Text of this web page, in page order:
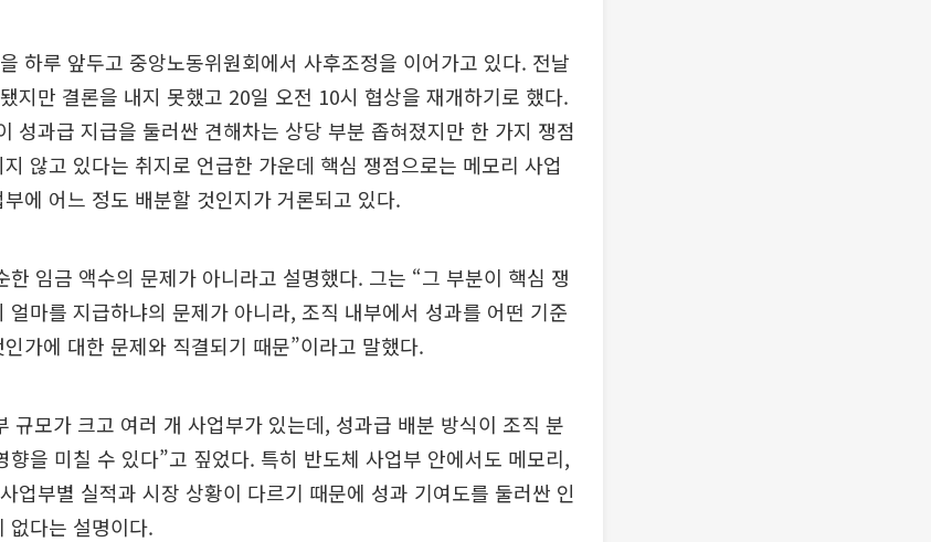
하루 앞두고 중앙노동위원회에서 사후조정을 이어가고 있다. 전날
지만 결론을 내지 못했고 20일 오전 10시 협상을 재개하기로 했다.
성과급 지급을 둘러싼 견해차는 상당 부분 좁혀졌지만 한 가지 쟁점
않고 있다는 취지로 언급한 가운데 핵심 쟁점으로는 메모리 사업
에 어느 정도 배분할 것인지가 거론되고 있다.
한 임금 액수의 문제가 아니라고 설명했다. 그는 “그 부분이 핵심 쟁
얼마를 지급하냐의 문제가 아니라, 조직 내부에서 성과를 어떤 기준
가에 대한 문제와 직결되기 때문”이라고 말했다.
규모가 크고 여러 개 사업부가 있는데, 성과급 배분 방식이 조직 분
향을 미칠 수 있다”고 짚었다. 특히 반도체 사업부 안에서도 메모리,
업부별 실적과 시장 상황이 다르기 때문에 성과 기여도를 둘러싼 인
없다는 설명이다.